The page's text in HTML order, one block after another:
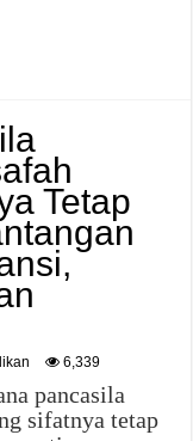
Tetap
6,339
pancasila
sifatnya tetap